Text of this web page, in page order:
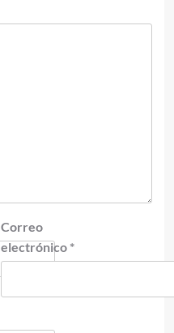
Correo
electrónico *